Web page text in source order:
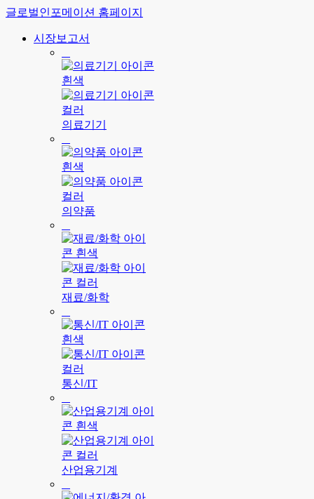
글로벌인포메이션 홈페이지
시장보고서
의료기기
의약품
재료/화학
통신/IT
산업용기계